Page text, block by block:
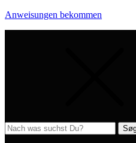
Anweisungen bekommen